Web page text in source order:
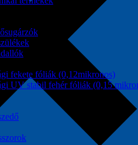
fekete fóliák (0,12mikronos)
UV stabil fehér fóliák (0,15